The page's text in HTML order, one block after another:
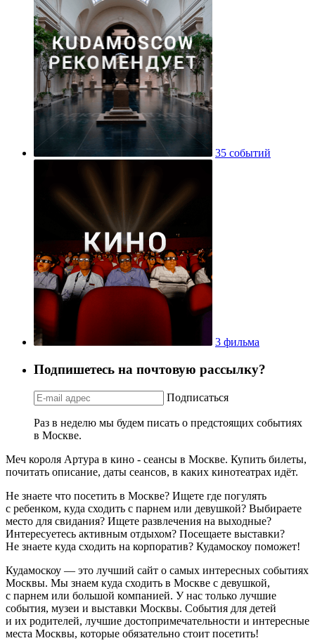
35 событий
3 фильма
Подпишетесь на почтовую рассылку?
Подписаться
Раз в неделю мы будем писать о предстоящих событиях
в Москве.
Меч короля Артура в кино - сеансы в Москве. Купить билеты,
почитать описание, даты сеансов, в каких кинотеатрах идёт.
Не знаете что посетить в Москве? Ищете где погулять
с ребенком, куда сходить с парнем или девушкой? Выбираете
место для свидания? Ищете развлечения на выходные?
Интересуетесь активным отдыхом? Посещаете выставки?
Не знаете куда сходить на корпоратив? Кудамоскоу поможет!
Кудамоскоу — это лучший сайт о самых интересных событиях
Москвы. Мы знаем куда сходить в Москве с девушкой,
с парнем или большой компанией. У нас только лучшие
события, музеи и выставки Москвы. События для детей
и их родителей, лучшие достопримечательности и интересные
места Москвы, которые обязательно стоит посетить!